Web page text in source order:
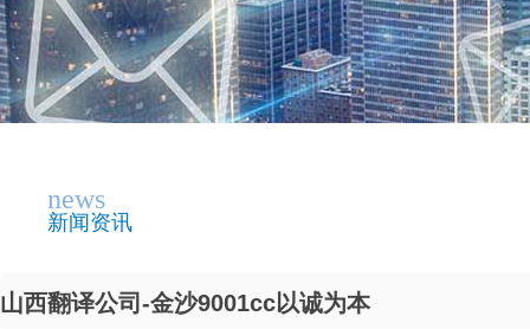
news
新闻资讯
山西翻译公司-金沙9001cc以诚为本